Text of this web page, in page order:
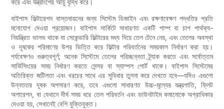
করে এবং যন্ত্রাংশের আয়ু বৃদ্ধি করে।
বাইপাস ফিল্টারেশন বাস্তবায়নের জন্য সিস্টেম ডিজাইন এবং রক্ষণাবেক্ষণ পদ্ধতির প্রতি
মনোযোগ দেওয়া প্রয়োজন। বাইপাস সার্কিটে সাধারণত একটি পাম্প বা চাপ পার্থক্য-
নিয়ন্ত্রিত ভালভ থাকে যা সেকেন্ডারি ফিল্টারের মধ্য দিয়ে তেল টেনে নেয়, এবং তেলের অবস্থা
ও দূষকের পরিমাণের উপর ভিত্তি করে ফিল্টার পরিবর্তনের সময়কাল নির্ধারণ করা হয়।
পর্যবেক্ষণও গুরুত্বপূর্ণ; অনেক সিস্টেমে তেলের পরিচ্ছন্নতা ট্র্যাক করতে এবং সর্বোত্তম
সার্ভিসিংয়ের সময় নির্ধারণ করতে সেন্সর বা স্যাম্পল পোর্ট থাকে। বাইপাস সিস্টেমের
অতিরিক্ত জটিলতা এবং খরচের সাথে এর সুবিধার তুলনা করে দেখতে হবে—যদিও এগুলো
উন্নততর দূষক অপসারণ করে, তবে এগুলো সাধারণত উচ্চ-মূল্যের যন্ত্রপাতি, ফ্লিট
অপারেশন, বা যেখানে দীর্ঘ সময় ধরে তেল পরিবর্তন এবং ডাউনটাইম কমানোকে অগ্রাধিকার
দেওয়া হয়, সেখানেই বেশি যুক্তিযুক্ত।